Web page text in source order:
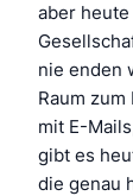
aber
nie enden
Raum
mit E-
gibt es
die genau